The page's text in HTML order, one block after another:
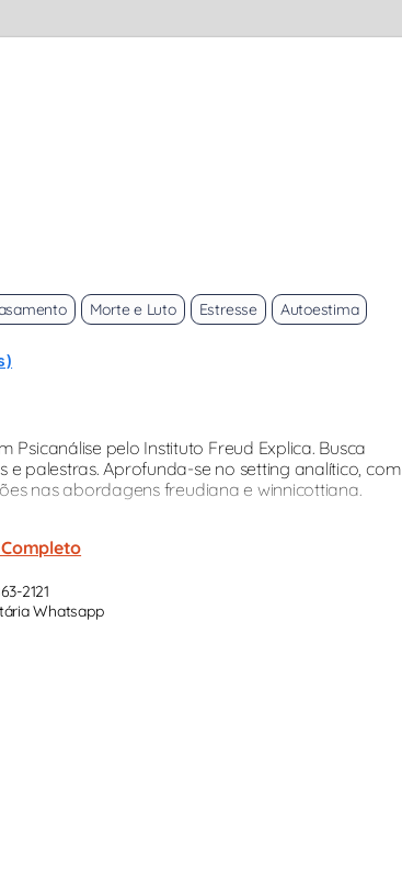
Morte e Luto Estresse Autoestima
pelo Instituto Freud Explica. Busca
palestras. Aprofunda-se no setting analítico, com
nas abordagens freudiana e winnicottiana.
2121
Whatsapp